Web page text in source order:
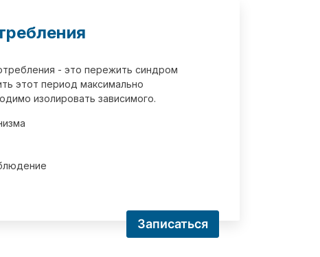
- это пережить синдром
этот период максимально
изолировать зависимого.
Записаться